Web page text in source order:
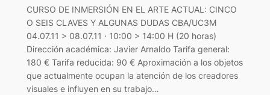
CURSO DE INMERSIÓN EN EL ARTE ACTUAL: CINCO
O SEIS CLAVES Y ALGUNAS DUDAS CBA/UC3M
04.07.11 > 08.07.11 · 10:00 > 14:00 H (20 horas)
Dirección académica: Javier Arnaldo Tarifa general:
180 € Tarifa reducida: 90 € Aproximación a los objetos
que actualmente ocupan la atención de los creadores
visuales e influyen en su trabajo…